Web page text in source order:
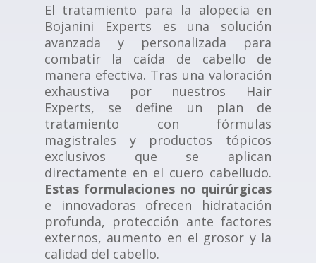
El tratamiento para la alopecia en
Bojanini Experts es una solución
avanzada y personalizada para
combatir la caída de cabello de
manera efectiva. Tras una valoración
exhaustiva por nuestros Hair
Experts, se define un plan de
tratamiento con fórmulas
magistrales y productos tópicos
exclusivos que se aplican
directamente en el cuero cabelludo.
Estas formulaciones no quirúrgicas
e innovadoras ofrecen hidratación
profunda, protección ante factores
externos, aumento en el grosor y la
calidad del cabello.